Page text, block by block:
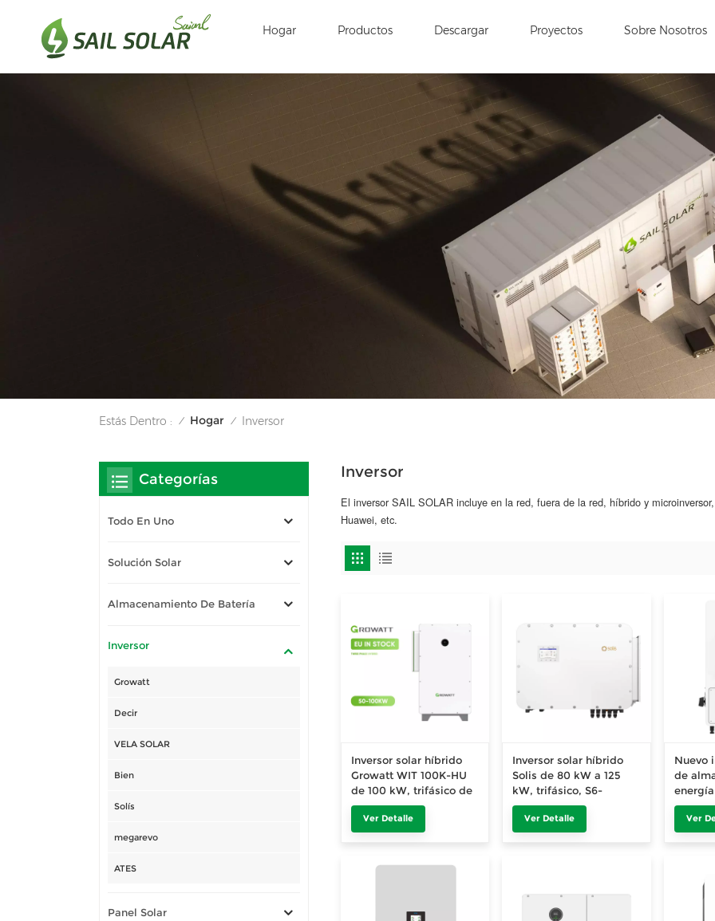
Hogar Productos Descargar Proyectos Sobre Nosotros
Estás Dentro : / Hogar / Inversor
Inversor
El inversor SAIL SOLAR incluye en la red, fuera de la red, híbrido y
Huawei, etc.
Inversor solar híbrido
Growatt WIT 100K-HU
de 100 kW, trifásico de
alto voltaje, con
almacenamiento de
energía para uso
Ver Detalle
Inversor solar híbrido
Solis de 80 kW a 125
kW, trifásico, S6-
EH3P(80-125)K10-NV-
YD-H. Sistema de
almacenamiento de
energía (ESS)
comerciales.
Ver Detalle
Nuevo
de
SUN-7/
Ver
Categorías
Todo En Uno
Solución Solar
Almacenamiento De Batería
Inversor
Growatt
Decir
VELA SOLAR
Bien
Solís
megarevo
ATES
Panel Solar